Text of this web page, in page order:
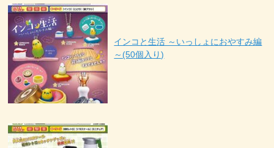
インコと生活 ～いっしょにおやすみ編
～(50個入り)